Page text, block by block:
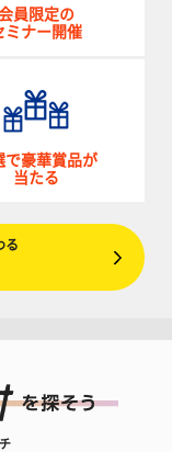
員限定の
ミナー開催
で豪華賞品が
当たる
る